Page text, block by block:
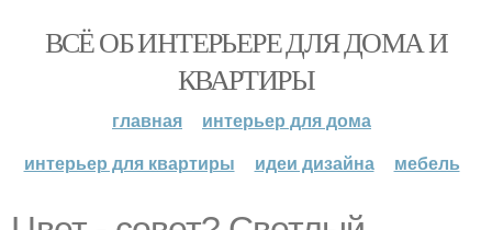
ВСЁ ОБ ИНТЕРЬЕРЕ ДЛЯ ДОМА И
КВАРТИРЫ
главная
интерьер для дома
интерьер для квартиры
идеи дизайна мебель